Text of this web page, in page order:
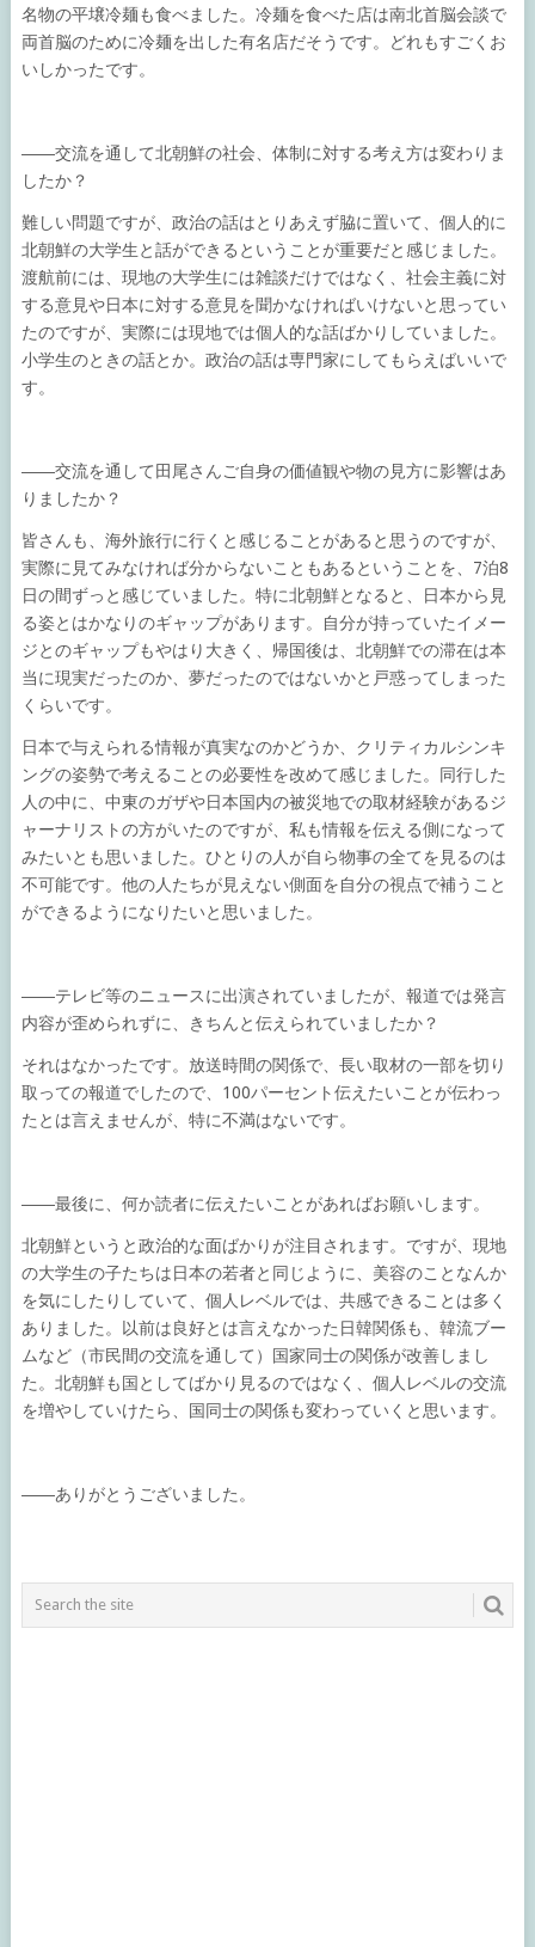
名物の平壌冷麺も食べました。冷麺を食べた店は南北首脳会談で
両首脳のために冷麺を出した有名店だそうです。どれもすごくお
いしかったです。
――交流を通して北朝鮮の社会、体制に対する考え方は変わりま
したか？
難しい問題ですが、政治の話はとりあえず脇に置いて、個人的に
北朝鮮の大学生と話ができるということが重要だと感じました。
渡航前には、現地の大学生には雑談だけではなく、社会主義に対
する意見や日本に対する意見を聞かなければいけないと思ってい
たのですが、実際には現地では個人的な話ばかりしていました。
小学生のときの話とか。政治の話は専門家にしてもらえばいいで
す。
――交流を通して田尾さんご自身の価値観や物の見方に影響はあ
りましたか？
皆さんも、海外旅行に行くと感じることがあると思うのですが、
実際に見てみなければ分からないこともあるということを、7泊8
日の間ずっと感じていました。特に北朝鮮となると、日本から見
る姿とはかなりのギャップがあります。自分が持っていたイメー
ジとのギャップもやはり大きく、帰国後は、北朝鮮での滞在は本
当に現実だったのか、夢だったのではないかと戸惑ってしまった
くらいです。
日本で与えられる情報が真実なのかどうか、クリティカルシンキ
ングの姿勢で考えることの必要性を改めて感じました。同行した
人の中に、中東のガザや日本国内の被災地での取材経験があるジ
ャーナリストの方がいたのですが、私も情報を伝える側になって
みたいとも思いました。ひとりの人が自ら物事の全てを見るのは
不可能です。他の人たちが見えない側面を自分の視点で補うこと
ができるようになりたいと思いました。
――テレビ等のニュースに出演されていましたが、報道では発言
内容が歪められずに、きちんと伝えられていましたか？
それはなかったです。放送時間の関係で、長い取材の一部を切り
取っての報道でしたので、100パーセント伝えたいことが伝わっ
たとは言えませんが、特に不満はないです。
――最後に、何か読者に伝えたいことがあればお願いします。
北朝鮮というと政治的な面ばかりが注目されます。ですが、現地
の大学生の子たちは日本の若者と同じように、美容のことなんか
を気にしたりしていて、個人レベルでは、共感できることは多く
ありました。以前は良好とは言えなかった日韓関係も、韓流ブー
ムなど（市民間の交流を通して）国家同士の関係が改善しまし
た。北朝鮮も国としてばかり見るのではなく、個人レベルの交流
を増やしていけたら、国同士の関係も変わっていくと思います。
――ありがとうございました。